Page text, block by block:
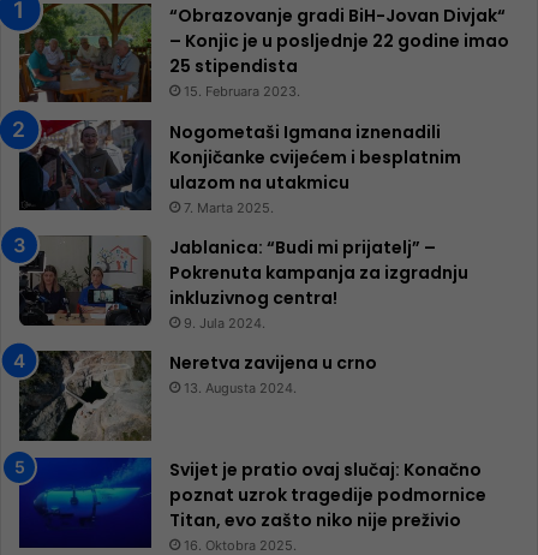
“Obrazovanje gradi BiH-Jovan Divjak“
– Konjic je u posljednje 22 godine imao
25 ​​stipendista
15. Februara 2023.
Nogometaši Igmana iznenadili
Konjičanke cvijećem i besplatnim
ulazom na utakmicu
7. Marta 2025.
Jablanica: “Budi mi prijatelj” –
Pokrenuta kampanja za izgradnju
inkluzivnog centra!
9. Jula 2024.
Neretva zavijena u crno
13. Augusta 2024.
Svijet je pratio ovaj slučaj: Konačno
poznat uzrok tragedije podmornice
Titan, evo zašto niko nije preživio
16. Oktobra 2025.